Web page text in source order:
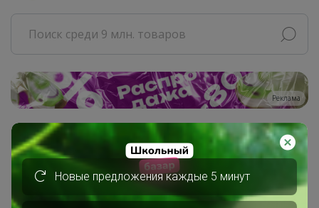
Реклама
Главная
Совместные покупки
АРХИВ СП
Продукты
Новые предложения каждые 5 минут